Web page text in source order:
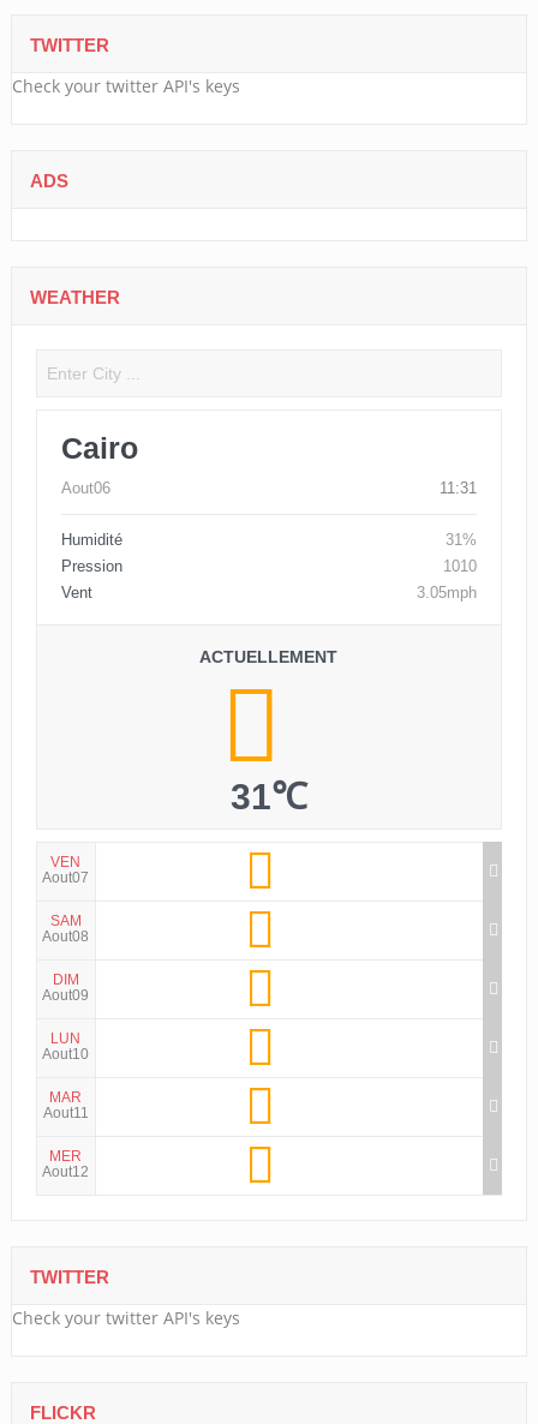
TWITTER
Check your twitter API's keys
ADS
WEATHER
Cairo
Aout06 11:31
Humidité
31%
Pression
1010
Vent
3.05mph
ACTUELLEMENT
31℃
VEN
Aout07
SAM
Aout08
DIM
Aout09
LUN
Aout10
MAR
Aout11
MER
Aout12
TWITTER
Check your twitter API's keys
FLICKR